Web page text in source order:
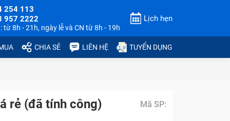
254 113
957 2222
từ 8h - 21h, ngày lễ và CN từ 8h - 19h
Lịch hẹn
CHIA SẺ LIÊN HỆ TUYỂN DỤNG
rẻ (đã tính công) Mã SP: